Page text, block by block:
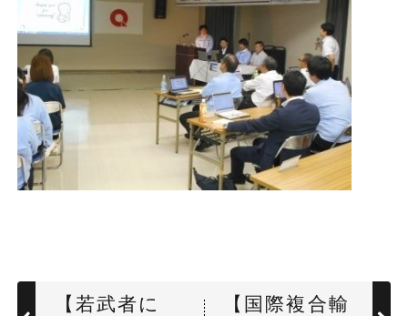
【若武者に
【国際複合輸